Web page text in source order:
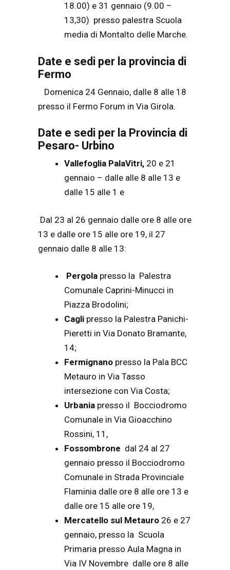
18.00) e 31 gennaio (9.00 –
13,30) presso palestra Scuola
media di Montalto delle Marche.
Date e sedi per la provincia di
Fermo
Domenica 24 Gennaio, dalle 8 alle 18
presso il Fermo Forum in Via Girola.
Date e sedi per la Provincia di
Pesaro- Urbino
Vallefoglia PalaVitri, 20 e 21
gennaio – dalle alle 8 alle 13 e
dalle 15 alle 1 e
Dal 23 al 26 gennaio dalle ore 8 alle ore
13 e dalle ore 15 alle ore 19, il 27
gennaio dalle 8 alle 13:
Pergola presso la Palestra
Comunale Caprini-Minucci in
Piazza Brodolini;
Cagli presso la Palestra Panichi-
Pieretti in Via Donato Bramante,
14;
Fermignano presso la Pala BCC
Metauro in Via Tasso
intersezione con Via Costa;
Urbania presso il Bocciodromo
Comunale in Via Gioacchino
Rossini, 11,
Fossombrone dal 24 al 27
gennaio presso il Bocciodromo
Comunale in Strada Provinciale
Flaminia dalle ore 8 alle ore 13 e
dalle ore 15 alle ore 19,
Mercatello sul Metauro 26 e 27
gennaio, presso la Scuola
Primaria presso Aula Magna in
Via IV Novembre dalle ore 8 alle